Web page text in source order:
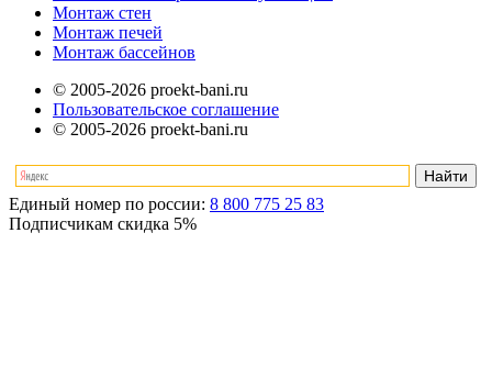
Монтаж стен
Монтаж печей
Монтаж бассейнов
© 2005-2026 proekt-bani.ru
Пользовательское соглашение
© 2005-2026 proekt-bani.ru
Единый номер по россии: 8 800 775 25 83
Подписчикам скидка 5%